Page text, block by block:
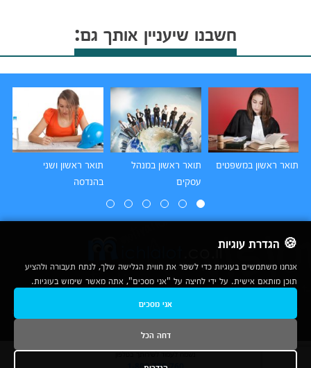
חשבנו שיעניין אותך גם:
תואר ראשון במשפטים
תואר ראשון במנהל
עסקים
תואר ראשון ושני
בהנדסה
© כל הזכויות שמורות לחברת נרד אונליין בע"מ | מכללות|
נשמח לעמוד לשירותך בטלפון
🍪 הגדרת עוגיות
אנחנו משתמשים בעוגיות כדי לשפר את חווית הגלישה שלך, לנתח תעבורה ולהציע
תוכן מותאם אישית. על ידי לחיצה על "אני מסכים", אתה מאשר שימוש בעוגיות.
אני מסכים
דחה הכל